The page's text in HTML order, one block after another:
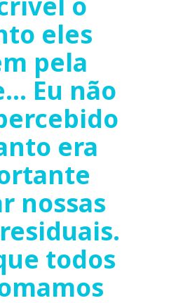
eles
pela
Eu não
era
nossas
todos